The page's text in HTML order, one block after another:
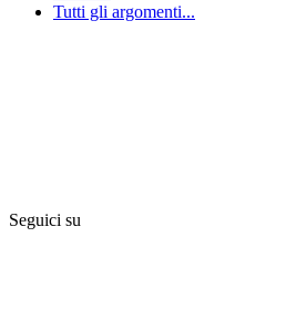
Tutti gli argomenti...
Seguici su